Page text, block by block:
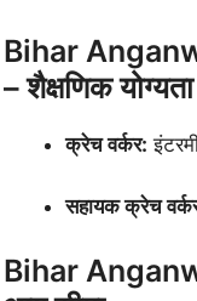
Bihar
– शैक्षणिक योग्यता
क्रेच वर्कर:
सहायक क्रेच
Bihar